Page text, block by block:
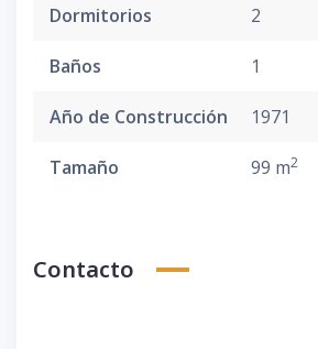
Dormitorios 2
Baños 1
Año de Construcción 1971
Tamaño 99 m2
Contacto